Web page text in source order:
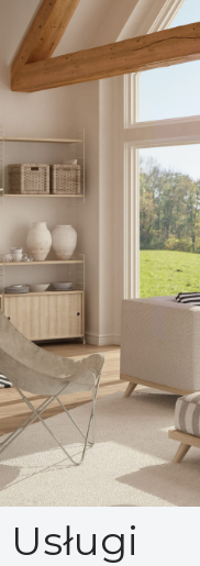
Usługi